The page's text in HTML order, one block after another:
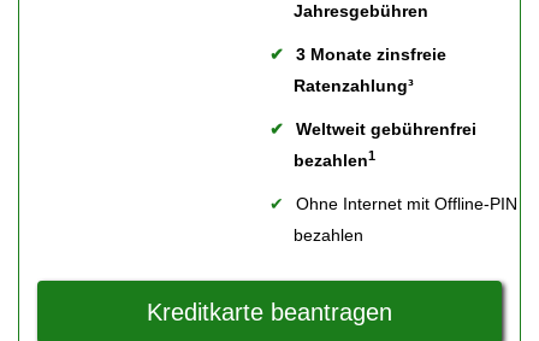
Jahresgebühren
3 Monate zinsfreie
Ratenzahlung³
Weltweit gebührenfrei
bezahlen1
Ohne Internet mit Offline-PIN
bezahlen
Kreditkarte beantragen